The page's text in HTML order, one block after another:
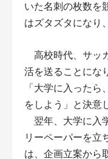
いた名刺の枚数を
はズタズタになり
高校時代、サッ
活を送ることにな
「大学に入った
をしよう」と決意
翌年、大学に入
リーペーパーを立
は、企画立案から